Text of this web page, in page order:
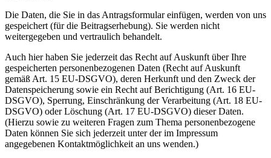
Die Daten, die Sie in das Antragsformular einfügen, werden von uns
gespeichert (für die Beitragserhebung). Sie werden nicht
weitergegeben und vertraulich behandelt.
Auch hier haben Sie jederzeit das Recht auf Auskunft über Ihre
gespeicherten personenbezogenen Daten (Recht auf Auskunft
gemäß Art. 15 EU-DSGVO), deren Herkunft und den Zweck der
Datenspeicherung sowie ein Recht auf Berichtigung (Art. 16 EU-
DSGVO), Sperrung, Einschränkung der Verarbeitung (Art. 18 EU-
DSGVO) oder Löschung (Art. 17 EU-DSGVO) dieser Daten.
(Hierzu sowie zu weiteren Fragen zum Thema personenbezogene
Daten können Sie sich jederzeit unter der im Impressum
angegebenen Kontaktmöglichkeit an uns wenden.)